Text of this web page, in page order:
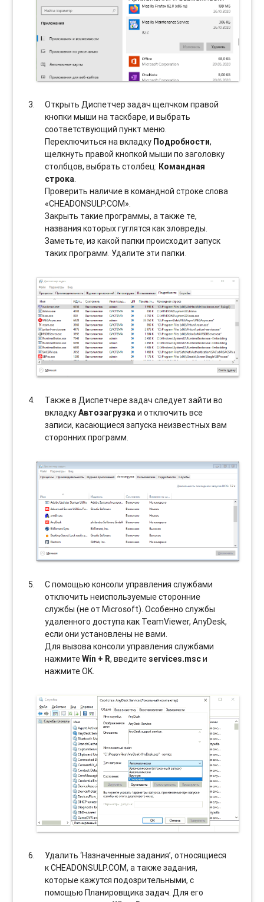
Открыть Диспетчер задач щелчком правой
кнопки мыши на таскбаре, и выбрать
соотвeтствующий пункт меню.
Переключиться на вкладку Подробности,
щелкнуть правой кнопкой мыши по заголовку
столбцов, выбрать столбец: Командная
строка.
Проверить наличие в командной строке слова
«CHEADONSULP.COM».
Закрыть такие программы, а также те,
названия которых гуглятся как зловреды.
Заметьте, из какой папки происходит запуск
таких программ. Удалите эти папки.
Также в Диспетчере задач следует зайти во
вкладкуАвтозагрузкаи отключить все
записи, касающиеся запуска неизвестных вам
сторонних программ.
С помощью консоли управления службами
отключить неиспользуемые сторонние
службы (не от Microsoft). Особенно службы
удаленного доступа как TeamViewer, AnyDesk,
если они установлены не вами.
Для вызова консоли управления службами
нажмитеWin + R, введите services.mscи
нажмите OK.
Удалить ‘Назначенные задания’, относящиеся
к CHEADONSULP.COM, а также задания,
которые кажутся подозрительными, с
помощью Планировщика задач. Для его